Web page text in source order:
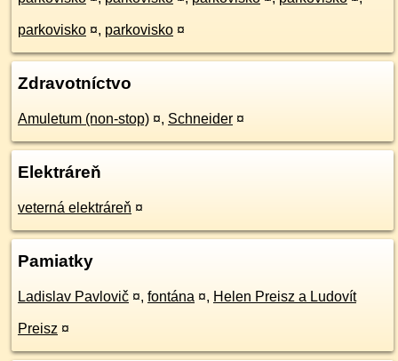
parkovisko ¤, parkovisko ¤
Zdravotníctvo
Amuletum (non-stop) ¤, Schneider ¤
Elektráreň
veterná elektráreň ¤
Pamiatky
Ladislav Pavlovič ¤, fontána ¤, Helen Preisz a Ludovít
Preisz ¤